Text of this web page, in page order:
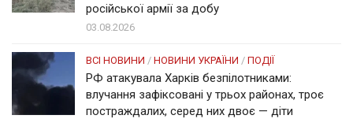
російської армії за добу
03.08.2026
ВСІ НОВИНИ / НОВИНИ УКРАЇНИ / ПОДІЇ
РФ атакувала Харків безпілотниками:
влучання зафіксовані у трьох районах, троє
постраждалих, серед них двоє — діти